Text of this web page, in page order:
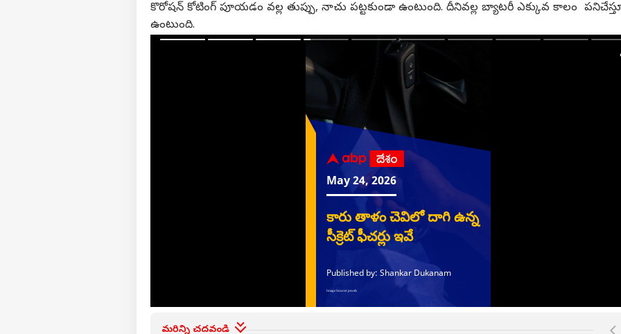
కొరోషన్ కోటింగ్ పూయడం వల్ల తుప్పు, నాచు పట్టకుండా ఉంటుంది. దీనివల్ల బ్యాటరీ ఎక్కువ కాలం
ఉంటుంది.
మరిన్ని చదవండి
మా గురించి
అభిప్రాయాన్ని పంపండి
ఛీ.. మీ ముఖాలు చూడ‌టం
కూర్చోండి! అంగన్వాడీ
టీచర్లపై సర్పంచ్
"అనకాపల్లిలోని
కళ్యాణపులోవ
రిజర్వాయర్‌ను నో మైనింగ్
జోన్‌గా ప్రకటించాలి"
రైతులు, గిరిజనుల జల
దీక్ష !
47 ఏళ్ల వ్యక్తికి డబుల్
లైఫ్‌స్టైల్‌
సంవత్సరాల తర్వాత
విడాకులు ఎక్కువగా
జరుగుతున్నాయో
తెలుసా?కారణాలు ఇవే
ఇండియా
తమిళనాడు సీఎం విజయ్
విడాకుల కేసులో కీలక
మలుపు- పిటిషన్ వెనక్కి
తీసుకున్న సంగీత!